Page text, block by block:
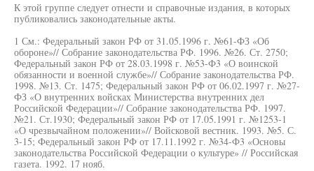
К этой группе следует отнести и справочные издания, в которых
публиковались законодательные акты.
1 См.: Федеральный закон РФ от 31.05.1996 г. №61-ФЗ «Об
обороне»// Собрание законодательства РФ. 1996. №26. Ст. 2750;
Федеральный закон РФ от 28.03.1998 г. №53-Ф3 «О воинской
обязанности и военной службе»// Собрание законодательства РФ.
1998. №13. Ст. 1475; Федеральный закон РФ от 06.02.1997 г. №27-
ФЗ «О внутренних войсках Министерства внутренних дел
Российской Федерации»// Собрание законодательства РФ. 1997.
№21. Ст.1930; Федеральный закон РФ от 17.05.1991 г. №1253-1
«О чрезвычайном положении»// Войсковой вестник. 1993. №5. С.
3-15; Федеральный закон РФ от 17.11.1992 г. №34-Ф3 «Основы
законодательства Российской Федерации о культуре» // Российская
газета. 1992. 17 нояб.